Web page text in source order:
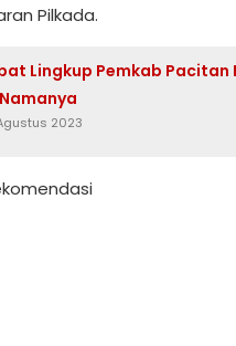
Pilkada.
Lingkup Pemkab Pacitan
2023